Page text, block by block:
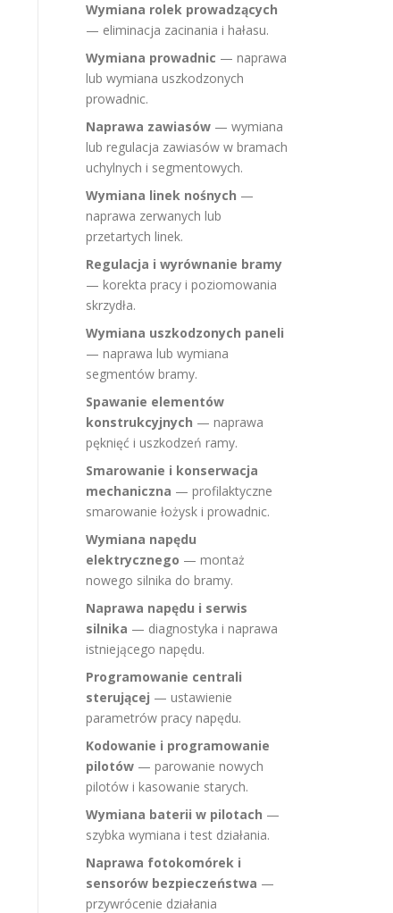
Wymiana rolek prowadzących
— eliminacja zacinania i hałasu.
Wymiana prowadnic — naprawa
lub wymiana uszkodzonych
prowadnic.
Naprawa zawiasów — wymiana
lub regulacja zawiasów w bramach
uchylnych i segmentowych.
Wymiana linek nośnych —
naprawa zerwanych lub
przetartych linek.
Regulacja i wyrównanie bramy
— korekta pracy i poziomowania
skrzydła.
Wymiana uszkodzonych paneli
— naprawa lub wymiana
segmentów bramy.
Spawanie elementów
konstrukcyjnych — naprawa
pęknięć i uszkodzeń ramy.
Smarowanie i konserwacja
mechaniczna — profilaktyczne
smarowanie łożysk i prowadnic.
Wymiana napędu
elektrycznego — montaż
nowego silnika do bramy.
Naprawa napędu i serwis
silnika — diagnostyka i naprawa
istniejącego napędu.
Programowanie centrali
sterującej — ustawienie
parametrów pracy napędu.
Kodowanie i programowanie
pilotów — parowanie nowych
pilotów i kasowanie starych.
Wymiana baterii w pilotach —
szybka wymiana i test działania.
Naprawa fotokomórek i
sensorów bezpieczeństwa —
przywrócenie działania